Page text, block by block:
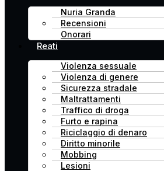
Nuria Granda
Recensioni
Onorari
Reati
Violenza sessuale
Violenza di genere
Sicurezza stradale
Maltrattamenti
Traffico di droga
Furto e rapina
Riciclaggio di denaro
Diritto minorile
Mobbing
Lesioni